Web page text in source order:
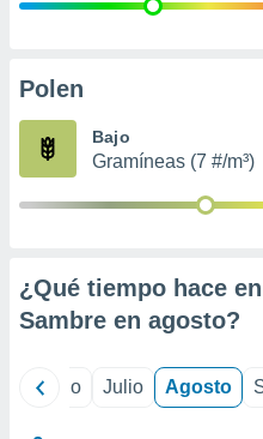
e
publicidad
Polen
Bajo
Gramíneas (7 #/m³)
¿Qué tiempo hace
Sambre en agosto?
Junio Julio Agosto